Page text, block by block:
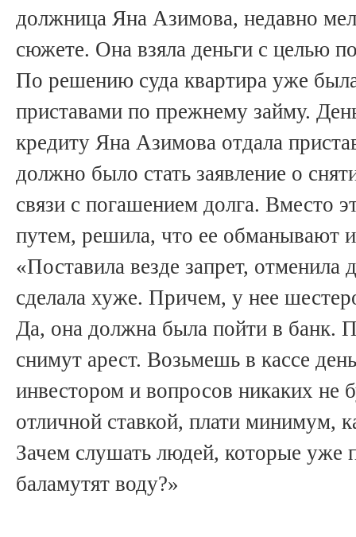
должница Яна Азимова, недавно
сюжете. Она взяла деньги с целью
По решению суда квартира уже
приставами по прежнему займу.
кредиту Яна Азимова отдала
должно было стать заявление о
связи с погашением долга. Вместо
путем, решила, что ее обманывают
«Поставила везде запрет, отменила
сделала хуже. Причем, у нее
Да, она должна была пойти в банк.
снимут арест. Возьмешь в кассе
инвестором и вопросов никаких не
отличной ставкой, плати минимум,
Зачем слушать людей, которые уже
баламутят воду?»